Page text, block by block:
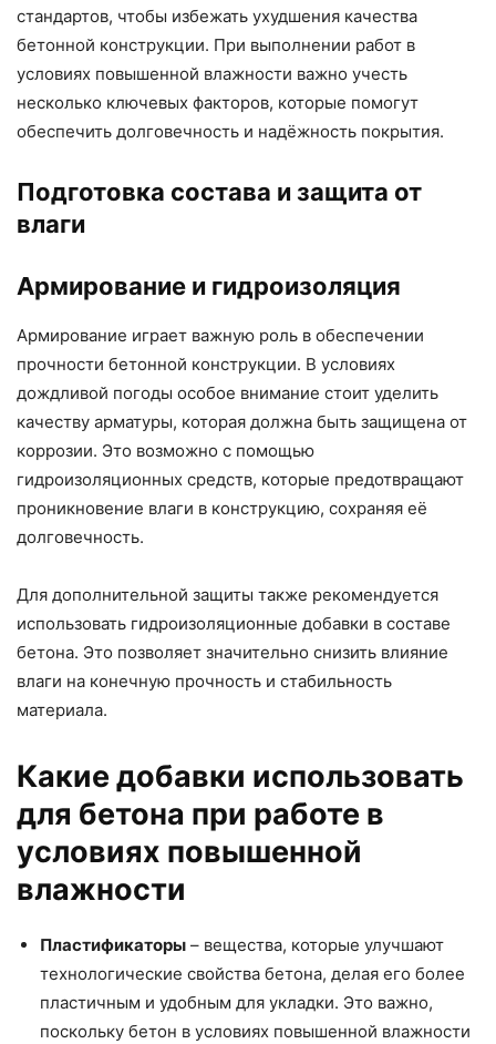
стандартов, чтобы избежать ухудшения качества
бетонной конструкции. При выполнении работ в
условиях повышенной влажности важно учесть
несколько ключевых факторов, которые помогут
обеспечить долговечность и надёжность покрытия.
Подготовка состава и защита от
влаги
Армирование и гидроизоляция
Армирование играет важную роль в обеспечении
прочности бетонной конструкции. В условиях
дождливой погоды особое внимание стоит уделить
качеству арматуры, которая должна быть защищена от
коррозии. Это возможно с помощью
гидроизоляционных средств, которые предотвращают
проникновение влаги в конструкцию, сохраняя её
долговечность.
Для дополнительной защиты также рекомендуется
использовать гидроизоляционные добавки в составе
бетона. Это позволяет значительно снизить влияние
влаги на конечную прочность и стабильность
материала.
Какие добавки использовать
для бетона при работе в
условиях повышенной
влажности
Пластификаторы – вещества, которые улучшают
технологические свойства бетона, делая его более
пластичным и удобным для укладки. Это важно,
поскольку бетон в условиях повышенной влажности